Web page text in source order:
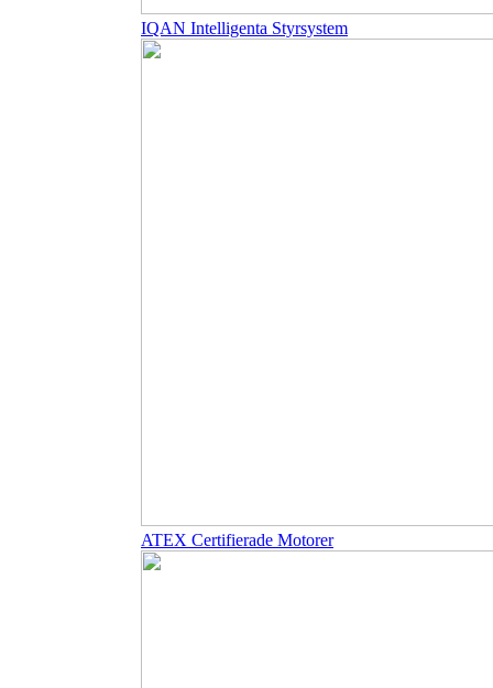
IQAN Intelligenta Styrsystem
ATEX Certifierade Motorer